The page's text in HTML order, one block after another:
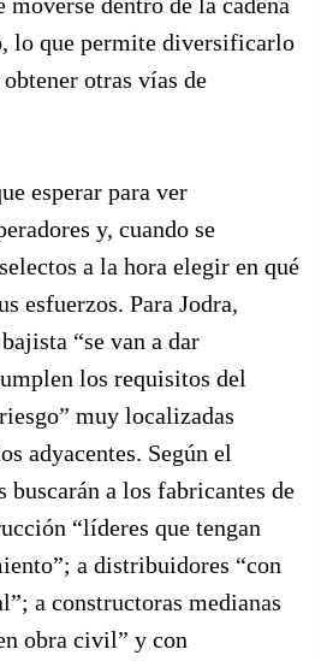
lo que permite diversificarlo
otras vías de
esperar para ver
y, cuando se
a la hora elegir en qué
esfuerzos. Para Jodra,
“se van a dar
los requisitos del
muy localizadas
adyacentes. Según el
buscarán a los fabricantes de
“líderes que tengan
a distribuidores “con
a constructoras medianas
obra civil” y con